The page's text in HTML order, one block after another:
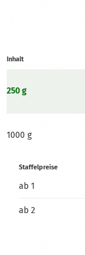
Inhalt
250 g
1000 g
Staffelpreise
ab 1
ab 2